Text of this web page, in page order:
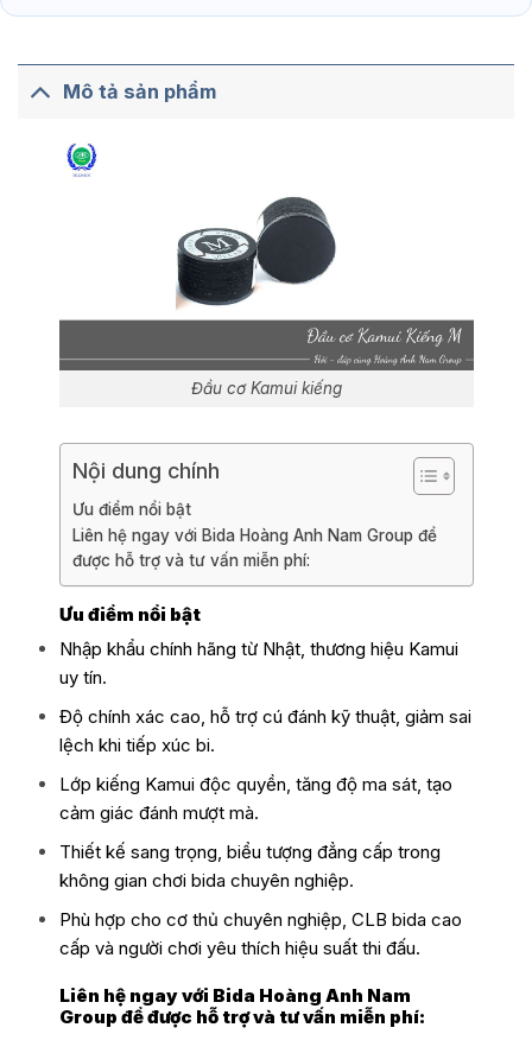
Mô tả sản phẩm
Đầu cơ Kamui kiếng
Nội dung chính
Ưu điểm nổi bật
Liên hệ ngay với Bida Hoàng Anh Nam Group để
được hỗ trợ và tư vấn miễn phí:
Ưu điểm nổi bật
Nhập khẩu chính hãng từ Nhật, thương hiệu Kamui
uy tín.
Độ chính xác cao, hỗ trợ cú đánh kỹ thuật, giảm sai
lệch khi tiếp xúc bi.
Lớp kiếng Kamui độc quyền, tăng độ ma sát, tạo
cảm giác đánh mượt mà.
Thiết kế sang trọng, biểu tượng đẳng cấp trong
không gian chơi bida chuyên nghiệp.
Phù hợp cho cơ thủ chuyên nghiệp, CLB bida cao
cấp và người chơi yêu thích hiệu suất thi đấu.
Liên hệ ngay với Bida Hoàng Anh Nam
Group để được hỗ trợ và tư vấn miễn phí: